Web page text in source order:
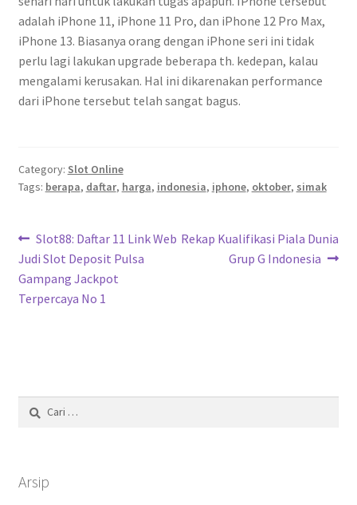
adalah iPhone 11, iPhone 11 Pro, dan iPhone 12 Pro Max,
iPhone 13. Biasanya orang dengan iPhone seri ini tidak
perlu lagi lakukan upgrade beberapa th. kedepan, kalau
mengalami kerusakan. Hal ini dikarenakan performance
dari iPhone tersebut telah sangat bagus.
Category: Slot Online
Tags: berapa, daftar, harga, indonesia, iphone, oktober, simak
Navigasi
pos
Previous
post:
Slot88: Daftar 11 Link Web
Judi Slot Deposit Pulsa
Gampang Jackpot
Terpercaya No 1
Next
Rekap Kualifikasi Piala Dunia
Grup G Indonesia
Cari
untuk:
Arsip